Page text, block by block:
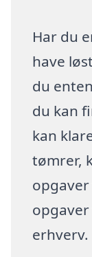
Har du
have
du
du kan
kan
tømrer,
erhverv.